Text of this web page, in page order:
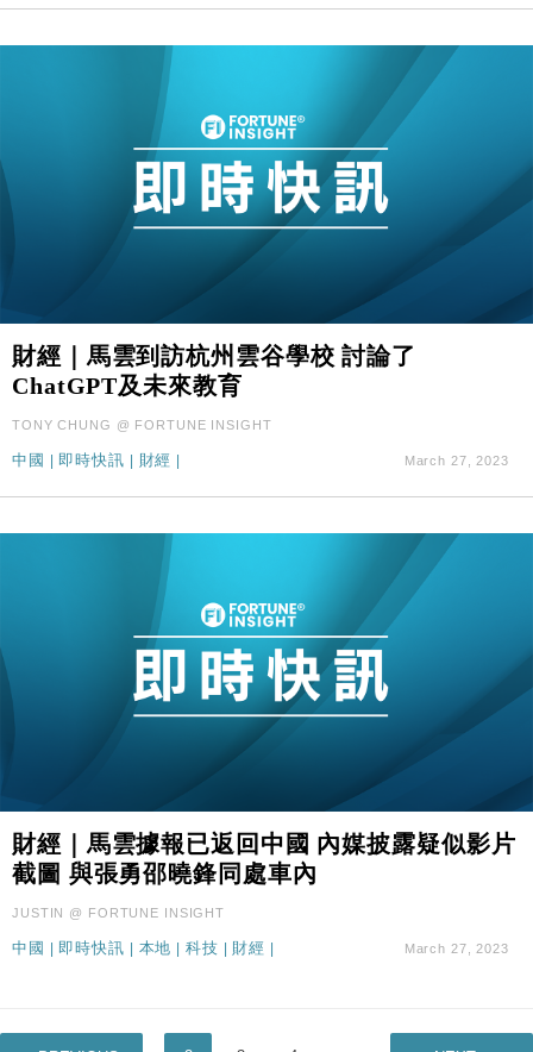
財經｜馬雲到訪杭州雲谷學校 討論了
ChatGPT及未來教育
TONY CHUNG @ FORTUNE INSIGHT
中國 即時快訊 財經 March 27, 2023
財經｜馬雲據報已返回中國 內媒披露疑似影片
截圖 與張勇邵曉鋒同處車內
JUSTIN @ FORTUNE INSIGHT
中國 即時快訊 本地 科技 財經 March 27, 2023